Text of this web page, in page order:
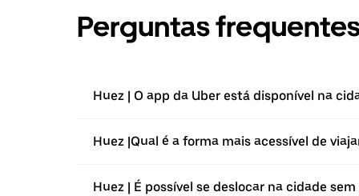
Perguntas
Huez | O app da Uber está disponível na
Huez |⁠Qual é a forma mais acessível de
Huez | É possível se deslocar na cidade sem